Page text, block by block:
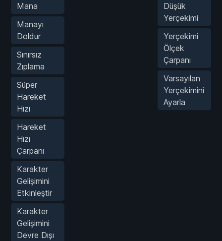
Mana
Manayı
Doldur
Sınırsız
Zıplama
Süper
Hareket
Hızı
Hareket
Hızı
Çarpanı
Karakter
Gelişimini
Etkinleştir
Karakter
Gelişimini
Devre Dışı
Düşük
Yerçekimi
Yerçekimi
Ölçek
Çarpanı
Varsayılan
Yerçekimini
Ayarla